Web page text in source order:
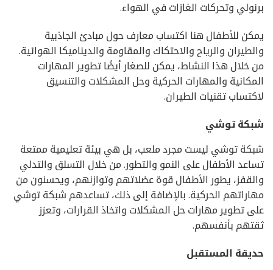
برنولي وتحركات الغازات في الهواء.
يمكن للأطفال هنا اكتساب معارف حول مبادئ الجاذبية
والطيران والرياح والاحتكاك والمقاومة والديناميكا الهوائية.
من خلال هذا النشاط، يمكن للصغار أيضًا تطوير المهارات
المكانية والمهارات الحركية وحل المشكلات والتنسيق
لاكتساب تقنيات الطيران.
شبكة توشي
شبكة توشي ليست مجرد ملعب، بل هي بيئة تعليمية ممتعة
تساعد الأطفال على النمو والتطور. من خلال التسلق والتدلي
والقفز، يطور الأطفال قوة عضلاتهم وتوازنهم، ويحسنون من
مهاراتهم الحركية. بالإضافة إلى ذلك، تساعدهم شبكة توشي
على تطوير مهارات حل المشكلات واتخاذ القرارات، وتعزز
ثقتهم بأنفسهم.
حديقة المستقبل